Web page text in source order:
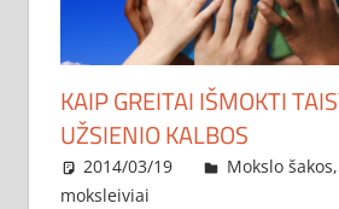
KAIP GREITAI IŠMOKTI
UŽSIENIO KALBOS
2014/03/19 Mokslo šakos,
moksleiviai